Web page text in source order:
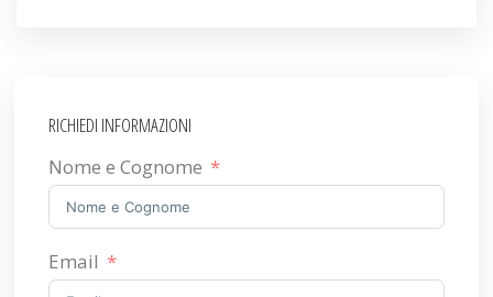
RICHIEDI INFORMAZIONI
Nome e Cognome
Email